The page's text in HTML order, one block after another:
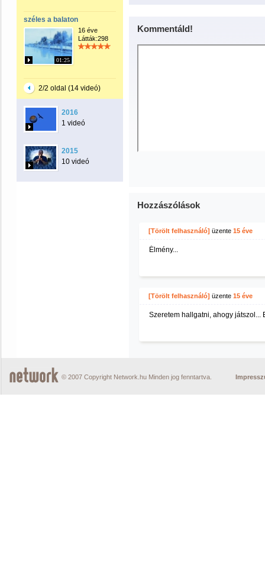
széles a balaton
01:25
16 éve
Látták:298
2/2 oldal (14 videó)
2016
1 videó
2015
10 videó
Kommentáld!
Hozzászólások
[Törölt felhasználó] üzente 15 éve
Élmény...
[Törölt felhasználó] üzente 15 éve
Szeretem hallgatni, ahogy játszol...
© 2007 Copyright Network.hu Minden jog fenntartva.